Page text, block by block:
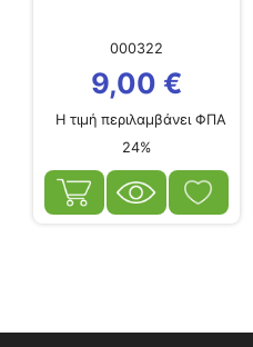
000322
9,00 €
Η τιμή περιλαμβάνει ΦΠΑ
24%